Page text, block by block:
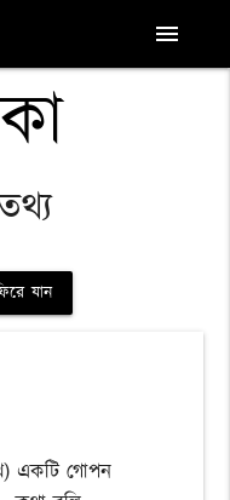
menu
যান
একটি গোপন